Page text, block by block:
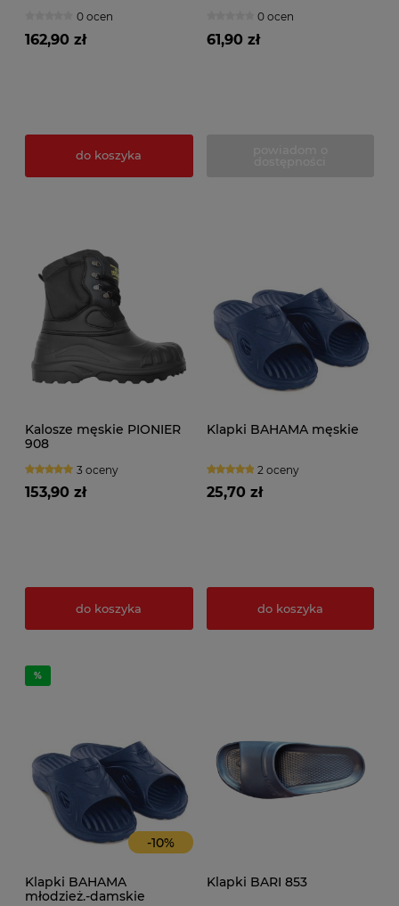
0 ocen
162,90 zł
do koszyka
0 ocen
61,90 zł
Kalosze męskie PIONIER
908
3 oceny
153,90 zł
do koszyka
Klapki BAHAMA męskie
2 oceny
25,70 zł
do koszyka
-10%
Klapki BAHAMA
młodzież.-damskie
Klapki BARI 853